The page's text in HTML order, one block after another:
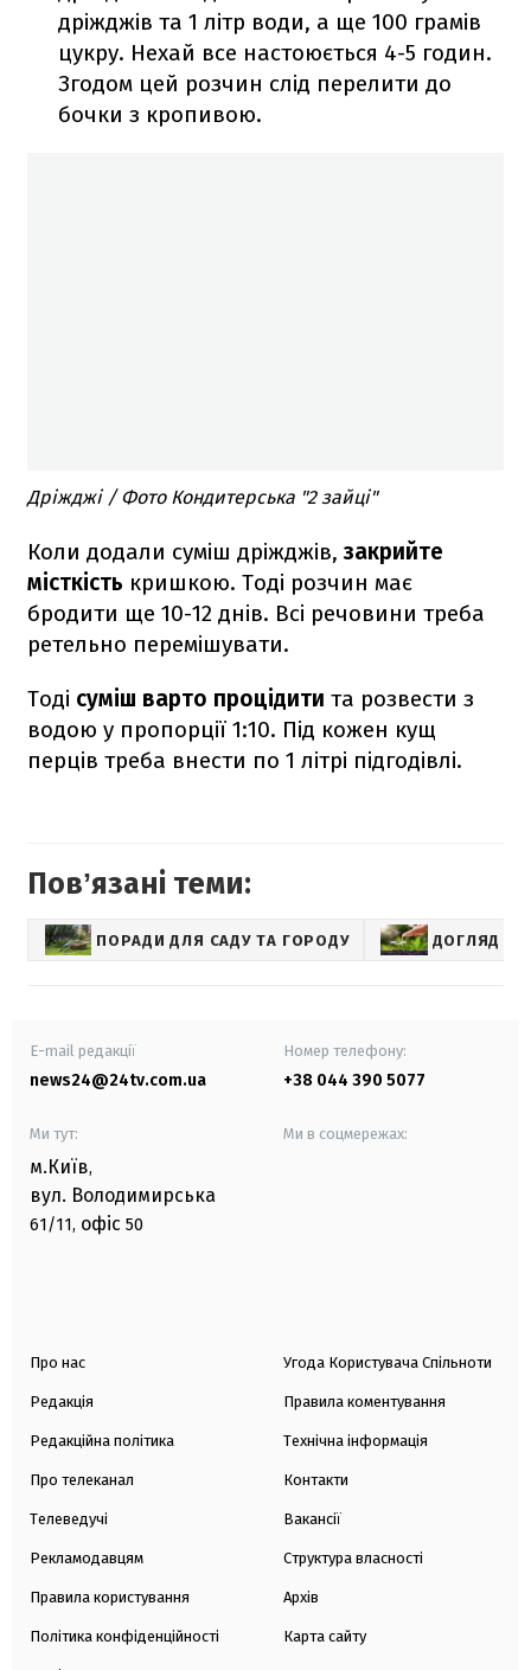
дріжджів та 1 літр води, а ще 100 грамів
цукру. Нехай все настоюється 4-5 годин.
Згодом цей розчин слід перелити до
бочки з кропивою.
Дріжджі / Фото Кондитерська "2 зайці"
Коли додали суміш дріжджів,закрийте
місткість кришкою. Тоді розчин має
бродити ще 10-12 днів. Всі речовини треба
ретельно перемішувати.
Тоді суміш варто процідити та розвести з
водою у пропорції 1:10. Під кожен кущ
перців треба внести по 1 літрі підгодівлі.
Повʼязані теми:
ПОРАДИ ДЛЯ САДУ ТА ГОРОДУ ДОГЛЯД
E-mail редакції
news24@24tv.com.ua
Номер телефону:
+38 044 390 5077
Ми тут:
м.Київ,
вул. Володимирська
61/11, офіс 50
Ми в соцмережах:
Про нас
Редакція
Редакційна політика
Про телеканал
Телеведучі
Рекламодавцям
Правила користування
Політика конфіденційності
Угода Користувача Спільноти
Правила коментування
Технічна інформація
Контакти
Вакансії
Структура власності
Архів
Карта сайту